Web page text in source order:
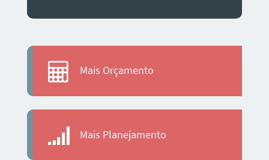
Mais Orçamento
Mais Planejamento